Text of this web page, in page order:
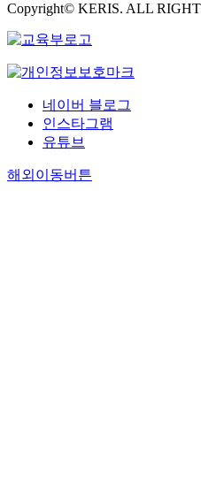
Copyright© KERIS. ALL
네이버 블로그
인스타그램
유튜브
해외이동버튼